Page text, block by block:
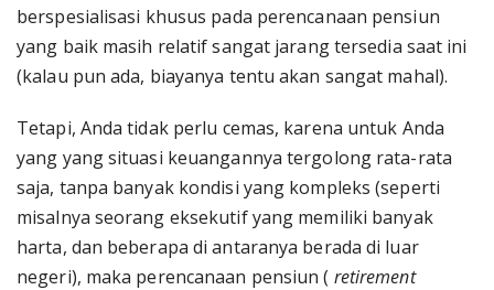
berspesialisasi khusus pada perencanaan pensiun
yang baik masih relatif sangat jarang tersedia saat ini
(kalau pun ada, biayanya tentu akan sangat mahal).
Tetapi, Anda tidak perlu cemas, karena untuk Anda
yang yang situasi keuangannya tergolong rata-rata
saja, tanpa banyak kondisi yang kompleks (seperti
misalnya seorang eksekutif yang memiliki banyak
harta, dan beberapa di antaranya berada di luar
negeri), maka perencanaan pensiun ( retirement